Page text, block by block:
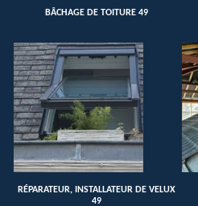
BÂCHAGE DE TOITURE 49
RÉPARATEUR, INSTALLATEUR DE VELUX
49